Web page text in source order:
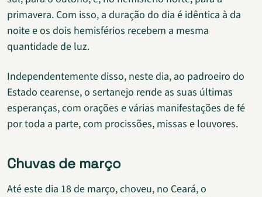
primavera. Com isso, a duração do dia é idêntica à da
noite e os dois hemisférios recebem a mesma
quantidade de luz.
Independentemente disso, neste dia, ao padroeiro do
Estado cearense, o sertanejo rende as suas últimas
esperanças, com orações e várias manifestações de fé
por toda a parte, com procissões, missas e louvores.
Chuvas de março
Até este dia 18 de março, choveu, no Ceará, o